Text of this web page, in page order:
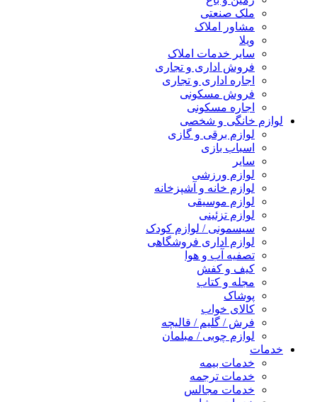
ملک صنعتی
مشاور املاک
ویلا
سایر خدمات املاک
فروش اداری و تجاری
اجاره اداری و تجاری
فروش مسکونی
اجاره مسکونی
لوازم خانگی و شخصی
لوازم برقی و گازی
اسباب بازی
سایر
لوازم ورزشی
لوازم خانه و آشپزخانه
لوازم موسیقی
لوازم تزئینی
سیسمونی / لوازم کودک
لوازم اداری فروشگاهی
تصفیه آب و هوا
کیف و کفش
مجله و کتاب
پوشاک
کالای خواب
فرش / گلیم / قالیچه
لوازم چوبی / مبلمان
خدمات
خدمات بیمه
خدمات ترجمه
خدمات مجالس